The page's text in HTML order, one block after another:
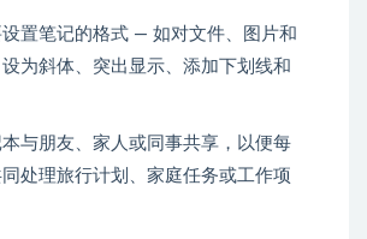
置笔记的格式 — 如对文件、图片和
为斜体、突出显示、添加下划线和
与朋友、家人或同事共享，以便每
处理旅行计划、家庭任务或工作项